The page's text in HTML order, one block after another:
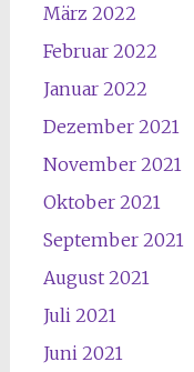
März 2022
Februar 2022
Januar 2022
Dezember 2021
November 2021
Oktober 2021
September 2021
August 2021
Juli 2021
Juni 2021